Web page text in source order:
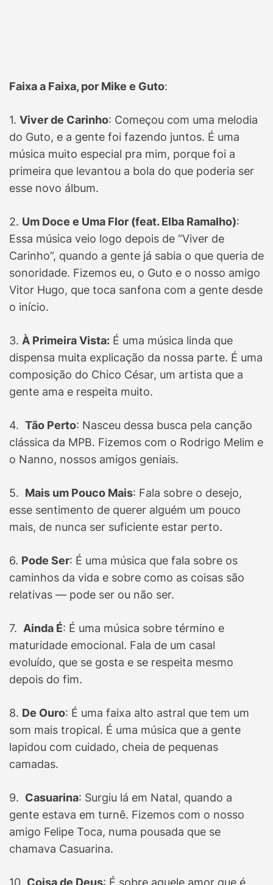
Faixa a Faixa, por Mike e Guto:
1. Viver de Carinho: Começou com uma melodia
do Guto, e a gente foi fazendo juntos. É uma
música muito especial pra mim, porque foi a
primeira que levantou a bola do que poderia ser
esse novo álbum.
2. Um Doce e Uma Flor (feat. Elba Ramalho):
Essa música veio logo depois de “Viver de
Carinho”, quando a gente já sabia o que queria de
sonoridade. Fizemos eu, o Guto e o nosso amigo
Vitor Hugo, que toca sanfona com a gente desde
o início.
3. À Primeira Vista: É uma música linda que
dispensa muita explicação da nossa parte. É uma
composição do Chico César, um artista que a
gente ama e respeita muito.
4. Tão Perto: Nasceu dessa busca pela canção
clássica da MPB. Fizemos com o Rodrigo Melim e
o Nanno, nossos amigos geniais.
5. Mais um Pouco Mais: Fala sobre o desejo,
esse sentimento de querer alguém um pouco
mais, de nunca ser suficiente estar perto.
6. Pode Ser: É uma música que fala sobre os
caminhos da vida e sobre como as coisas são
relativas — pode ser ou não ser.
7. Ainda É: É uma música sobre término e
maturidade emocional. Fala de um casal
evoluído, que se gosta e se respeita mesmo
depois do fim.
8. De Ouro: É uma faixa alto astral que tem um
som mais tropical. É uma música que a gente
lapidou com cuidado, cheia de pequenas
camadas.
9. Casuarina: Surgiu lá em Natal, quando a
gente estava em turnê. Fizemos com o nosso
amigo Felipe Toca, numa pousada que se
chamava Casuarina.